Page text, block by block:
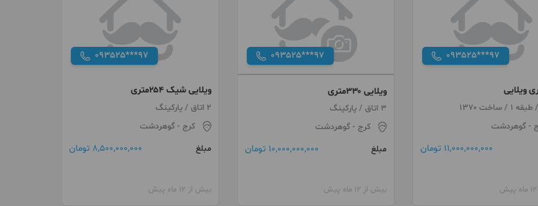
093525***97
- گوهردشت
11,000,000,000 تومان
093525***97
ویلایی ۳۳۰متری
3 اتاق / پارکینگ
کرج- گوهردشت
مبلغ
10,000,000,000 تومان
بیش از 12 ماه پیش
093525***97
ویلایی شیک ۲۵۴متری
2 اتاق / پارکینگ
کرج - گوهردشت
مبلغ
8,500,000,000 تومان
بیش از 12 ماه پیش